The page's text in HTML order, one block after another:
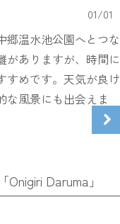
01/01
郷温水池公園へとつな
がありますが、時間に
すめです。天気が良け
な風景にも出会えま
Daruma」